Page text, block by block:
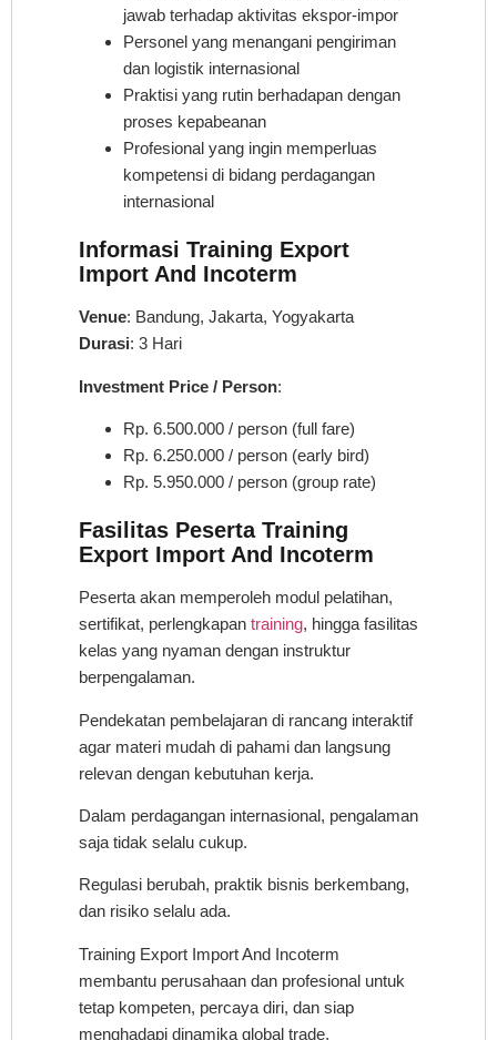
jawab terhadap aktivitas ekspor-impor
Personel yang menangani pengiriman
dan logistik internasional
Praktisi yang rutin berhadapan dengan
proses kepabeanan
Profesional yang ingin memperluas
kompetensi di bidang perdagangan
internasional
Informasi Training Export
Import And Incoterm
Venue: Bandung, Jakarta, Yogyakarta
Durasi: 3 Hari
Investment Price / Person:
Rp. 6.500.000 / person (full fare)
Rp. 6.250.000 / person (early bird)
Rp. 5.950.000 / person (group rate)
Fasilitas Peserta Training
Export Import And Incoterm
Peserta akan memperoleh modul pelatihan,
sertifikat, perlengkapan training, hingga fasilitas
kelas yang nyaman dengan instruktur
berpengalaman.
Pendekatan pembelajaran di rancang interaktif
agar materi mudah di pahami dan langsung
relevan dengan kebutuhan kerja.
Dalam perdagangan internasional, pengalaman
saja tidak selalu cukup.
Regulasi berubah, praktik bisnis berkembang,
dan risiko selalu ada.
Training Export Import And Incoterm
membantu perusahaan dan profesional untuk
tetap kompeten, percaya diri, dan siap
menghadapi dinamika global trade.